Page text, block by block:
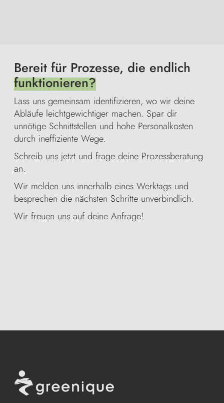
Bereit für Prozesse, die endlich
funktionieren?
Lass uns gemeinsam identifizieren, wo wir deine
Abläufe leichtgewichtiger machen. Spar dir
unnötige Schnittstellen und hohe Personalkosten
durch ineffiziente Wege.
Schreib uns jetzt und frage deine Prozessberatung
an.
Wir melden uns innerhalb eines Werktags und
besprechen die nächsten Schritte unverbindlich.
Wir freuen uns auf deine Anfrage!